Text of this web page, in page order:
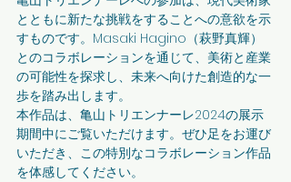
とともに新たな挑戦をすることへの意欲を⽰
すものです。Masaki Hagino（萩野真輝）
とのコラボレーションを通じて、美術と産業
の可能性を探求し、未来へ向けた創造的な⼀
歩を踏み出します。
本作品は、⻲⼭トリエンナーレ2024の展⽰
期間中にご覧いただけます。ぜひ⾜をお運び
いただき、この特別なコラボレーション作品
を体感してください。